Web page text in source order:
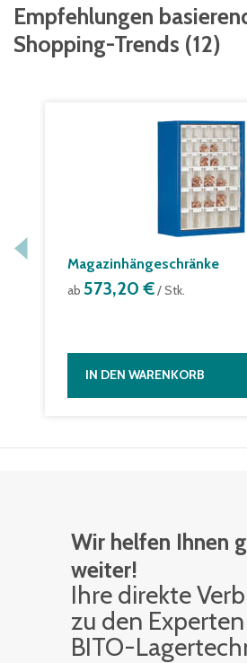
Empfehlungen
Shopping-Trends (12)
Magazinhängeschränke
ab 573,20 €/ Stk.
IN DEN WARENKORB
Wir helfen Ihnen
weiter!
Ihre di­rek­te
zu den
BITO-